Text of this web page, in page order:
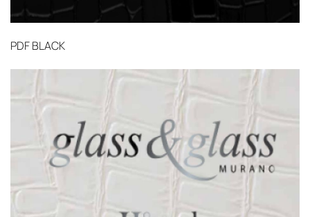
PDFBLACK